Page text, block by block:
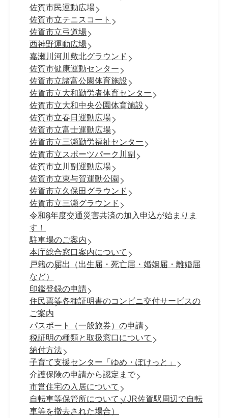
佐賀市民運動広場
佐賀市立テニスコート
佐賀市立弓道場
西神野運動広場
嘉瀬川河川敷北グラウンド
佐賀市健康運動センター
佐賀市立諸富公園体育施設
佐賀市立大和勤労者体育センター
佐賀市立大和中央公園体育施設
佐賀市立春日運動広場
佐賀市立富士運動広場
佐賀市立三瀬勤労福祉センター
佐賀市立スポーツパーク川副
佐賀市立川副運動広場
佐賀市立東与賀運動公園
佐賀市立久保田グラウンド
佐賀市立三瀬グラウンド
令和8年度交通災害共済の加入申込が始まりま
す！
駐車場のご案内
本庁総合窓口案内について
戸籍の届出（出生届・死亡届・婚姻届・離婚届
など）
印鑑登録の申請
住民票等各種証明書のコンビニ交付サービスの
ご案内
パスポート（一般旅券）の申請
税証明の種類と取扱窓口について
納付方法
子育て支援センター「ゆめ・ぽけっと」
介護保険の申請から認定まで
市営住宅の入居について
自転車等保管所について（JR佐賀駅周辺で自転
車等を撤去された場合）